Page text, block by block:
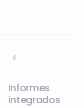
Informes
integrados